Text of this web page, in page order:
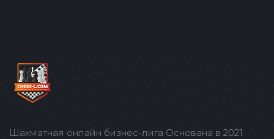
Шахматная онлайн бизнес-лига Основана в 2021